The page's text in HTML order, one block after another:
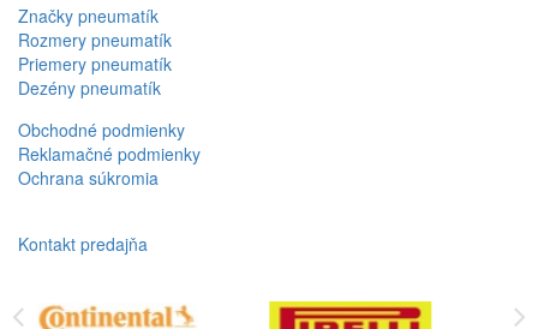
Značky pneumatík
Rozmery pneumatík
Priemery pneumatík
Dezény pneumatík
Obchodné podmienky
Reklamačné podmienky
Ochrana súkromia
Kontakt predajňa